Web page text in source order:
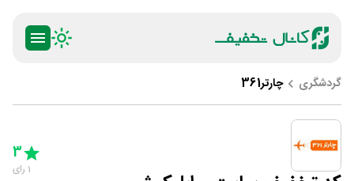
گردشگری چارتر361
5 Stars
3
1 رای